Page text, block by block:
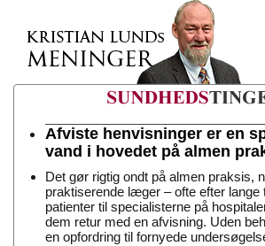
Afviste henvisninger er en
vand i hovedet på almen
Det gør rigtig ondt på almen praksis,
praktiserende læger – ofte efter lange
patienter til specialisterne på
dem retur med en afvisning. Uden
en opfordring til fornyede